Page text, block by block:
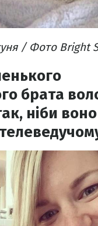
/ Фото Bright
брата
ніби воно